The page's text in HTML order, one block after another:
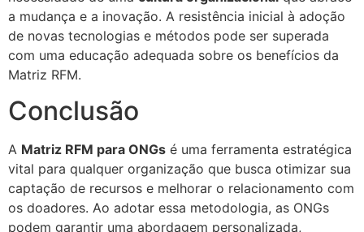
a mudança e a inovação. A resistência inicial à adoção
de novas tecnologias e métodos pode ser superada
com uma educação adequada sobre os benefícios da
Matriz RFM.
Conclusão
A Matriz RFM para ONGs é uma ferramenta estratégica
vital para qualquer organização que busca otimizar sua
captação de recursos e melhorar o relacionamento com
os doadores. Ao adotar essa metodologia, as ONGs
podem garantir uma abordagem personalizada,